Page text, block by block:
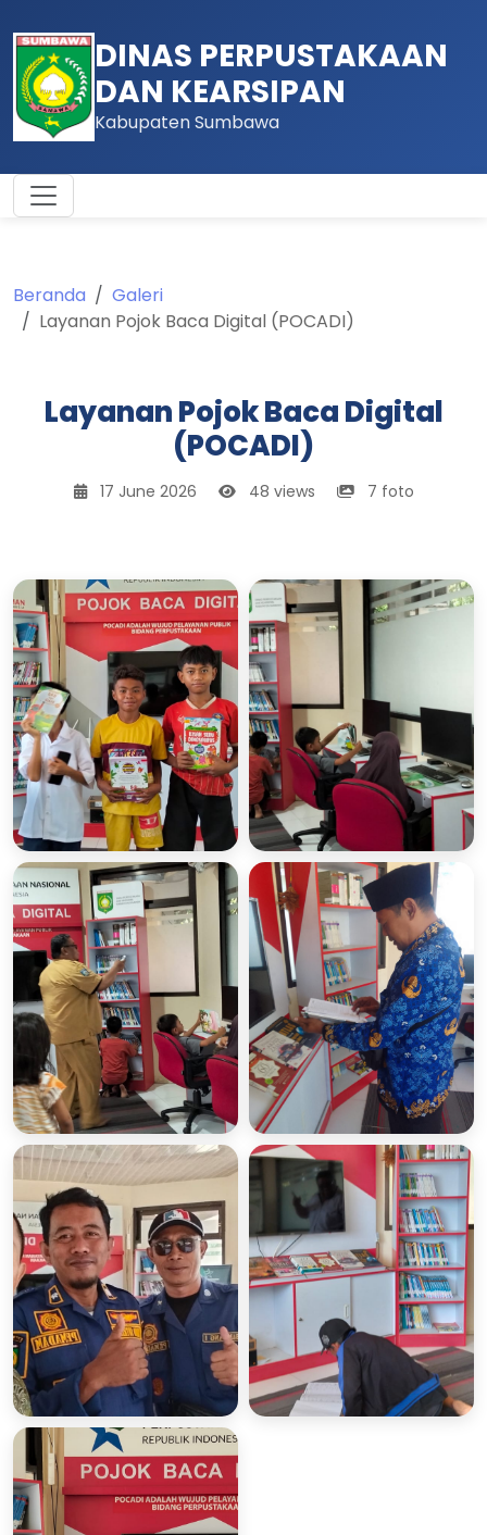
DINAS PERPUSTAKAAN
DAN KEARSIPAN
Kabupaten Sumbawa
Beranda
Galeri
Layanan Pojok Baca Digital (POCADI)
Layanan Pojok Baca Digital
(POCADI)
17 June 2026 48 views 7 foto
Masyarat
Memanfaatkan
Layanan Pojok Baca
Digital (POCADI)
Masyarat
Memanfaatkan
Layanan Pojok Baca
Digital (POCADI)
Masyarat
Memanfaatkan
Layanan Pojok Baca
Digital (POCADI)
Masyarat
Memanfaatkan
Layanan Pojok Baca
Digital (POCADI)
Masyarat
Memanfaatkan
Layanan Pojok Baca
Digital (POCADI)